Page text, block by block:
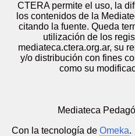
CTERA permite el uso, la
los contenidos de la
citando la fuente. Queda
utilización de los
mediateca.ctera.org.ar, su
y/o distribución con fines
como su
Mediateca
Con la tecnología de Omeka.